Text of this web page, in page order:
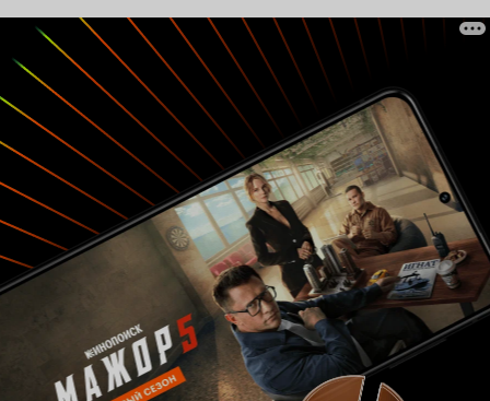
на пути познания окружающей их
действительности. Так что 'Маленький огонь'
невольно маскирует и первое и второе. Это,
впрочем, лишь рассуждения о потёртости
вывески, вид которой в конечном счете не
влияет на то, что за ней находится. Дель Монте,
обычно сознательно пытающийся убежать от
романтизма, но всегда остающийся не только
неисправимым романтиком, но по сути
большим ребенком, обыгрывая здесь далеко не
новую тему в искусстве - уникальности и
ранимости детского существования, - сумел
без надрыва, мрачного драматизма и
патетических всхлипываний чутко передать
все её основные составляющие. Не пестрящая
художественными изысками, но создающая
цельное и светлое полотно, раскрашенное
различными красками и подсвеченное
'костерками' в большей степени от лица